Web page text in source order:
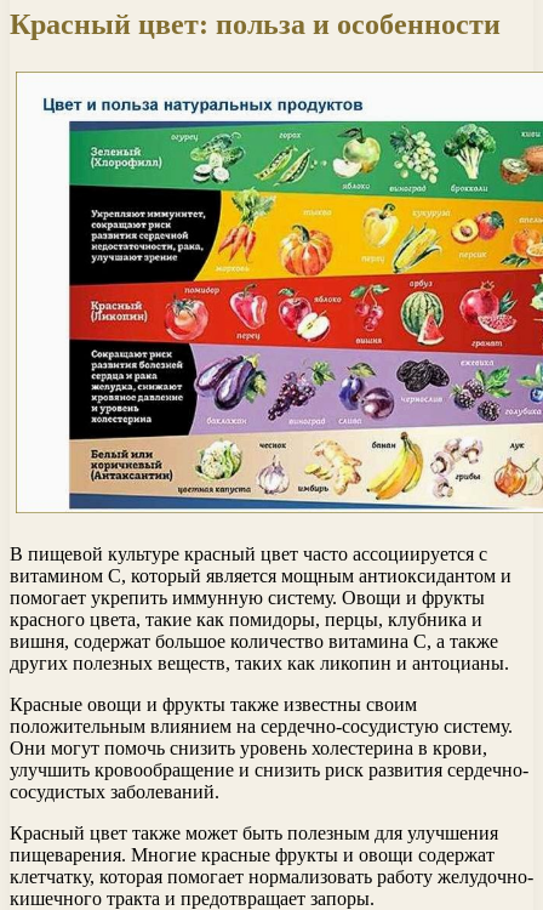
Красный цвет: польза и особенности
В пищевой культуре красный цвет часто ассоциируется с
витамином С, который является мощным антиоксидантом и
помогает укрепить иммунную систему. Овощи и фрукты
красного цвета, такие как помидоры, перцы, клубника и
вишня, содержат большое количество витамина С, а также
других полезных веществ, таких как ликопин и антоцианы.
Красные овощи и фрукты также известны своим
положительным влиянием на сердечно-сосудистую систему.
Они могут помочь снизить уровень холестерина в крови,
улучшить кровообращение и снизить риск развития сердечно-
сосудистых заболеваний.
Красный цвет также может быть полезным для улучшения
пищеварения. Многие красные фрукты и овощи содержат
клетчатку, которая помогает нормализовать работу желудочно-
кишечного тракта и предотвращает запоры.